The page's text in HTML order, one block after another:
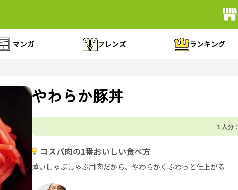
マンガ フレンズ ランキング
やわらか豚丼
１人分：
コスパ肉の1番おいしい食べ方
薄いしゃぶしゃぶ用肉だから、やわらかくふわっと仕上がる